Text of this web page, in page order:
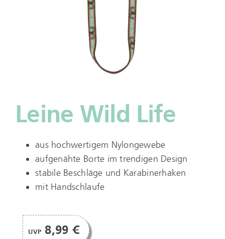
Leine Wild Life
aus hochwertigem Nylongewebe
aufgenähte Borte im trendigen Design
stabile Beschläge und Karabinerhaken
mit Handschlaufe
UVP 8,99 €